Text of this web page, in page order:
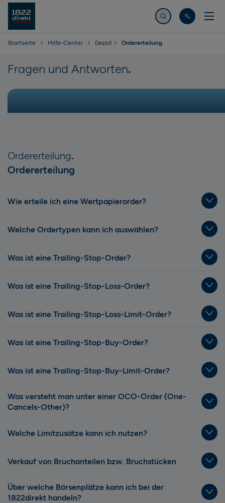
Jetzt suchen
Startseite Hilfe-Center Depot Ordererteilung
Fragen und Antworten
Ordererteilung
Ordererteilung
Wie erteile ich eine Wertpapierorder?
Welche Ordertypen kann ich auswählen?
Was ist eine Trailing-Stop-Order?
Was ist eine Trailing-Stop-Loss-Order?
Was ist eine Trailing-Stop-Loss-Limit-Order?
Was ist eine Trailing-Stop-Buy-Order?
Was ist eine Trailing-Stop-Buy-Limit-Order?
Was versteht man unter einer OCO-Order (One-
Cancels-Other)?
Welche Limitzusätze kann ich nutzen?
Verkauf von Bruchanteilen bzw. Bruchstücken
Über welche Börsenplätze kann ich bei der
1822direkt handeln?